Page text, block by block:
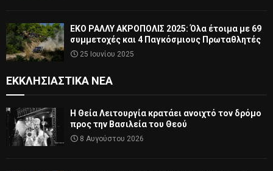
ΕΚΟ ΡΑΛΛΥ ΑΚΡΟΠΟΛΙΣ 2025: Όλα έτοιμα με 69
συμμετοχές και 4 Παγκόσμιους Πρωταθλητές
25 Ιουνίου 2025
ΕΚΚΛΗΣΙΑΣΤΙΚΆ ΝΈΑ
Η Θεία Λειτουργία κρατάει ανοιχτό τον δρόμο
προς την Βασιλεία του Θεού
8 Αυγούστου 2026